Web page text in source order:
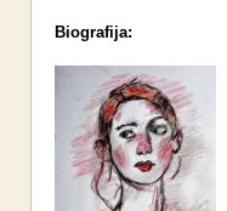
Biografija: